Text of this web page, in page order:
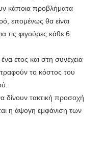
κάποια προβλήματα
επομένως θα είναι
τις φιγούρες κάθε 6
έτος και στη συνέχεια
το κόστος του
δίνουν τακτική προσοχή
η άψογη εμφάνιση των